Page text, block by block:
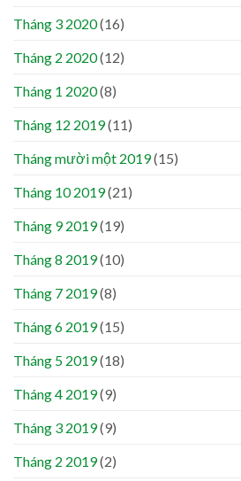
Tháng 3 2020(16)
Tháng 2 2020(12)
Tháng 1 2020(8)
Tháng 12 2019(11)
Tháng mười một 2019(15)
Tháng 10 2019(21)
Tháng 9 2019(19)
Tháng 8 2019(10)
Tháng 7 2019(8)
Tháng 6 2019(15)
Tháng 5 2019(18)
Tháng 4 2019(9)
Tháng 3 2019(9)
Tháng 2 2019(2)